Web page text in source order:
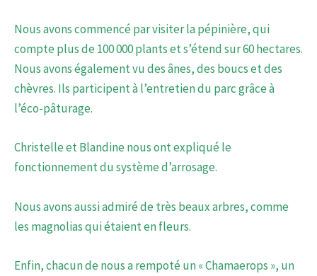
Nous avons commencé par visiter la pépinière, qui
compte plus de 100 000 plants et s’étend sur 60 hectares.
Nous avons également vu des ânes, des boucs et des
chèvres. Ils participent à l’entretien du parc grâce à
l’éco-pâturage.
Christelle et Blandine nous ont expliqué le
fonctionnement du système d’arrosage.
Nous avons aussi admiré de très beaux arbres, comme
les magnolias qui étaient en fleurs.
Enfin, chacun de nous a rempoté un « Chamaerops », un